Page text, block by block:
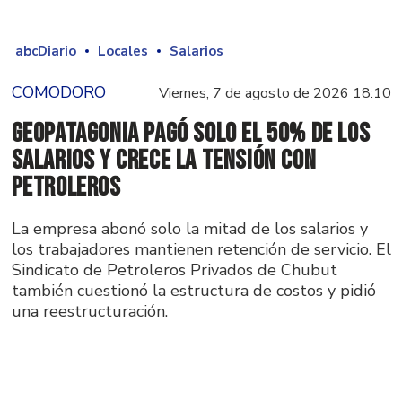
abcDiario Locales Salarios
COMODORO Viernes, 7 de agosto de 2026 18:10
GeoPatagonia pagó solo el 50% de los
salarios y crece la tensión con
Petroleros
La empresa abonó solo la mitad de los salarios y
los trabajadores mantienen retención de servicio. El
Sindicato de Petroleros Privados de Chubut
también cuestionó la estructura de costos y pidió
una reestructuración.